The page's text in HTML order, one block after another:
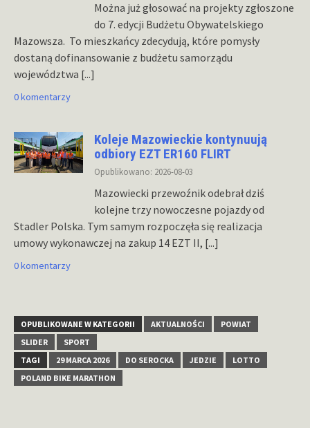
Można już głosować na projekty zgłoszone
do 7. edycji Budżetu Obywatelskiego
Mazowsza. To mieszkańcy zdecydują, które pomysły
dostaną dofinansowanie z budżetu samorządu
województwa [...]
0 komentarzy
Koleje Mazowieckie kontynuują
odbiory EZT ER160 FLIRT
Opublikowano: 2026-08-03
Mazowiecki przewoźnik odebrał dziś
kolejne trzy nowoczesne pojazdy od
Stadler Polska. Tym samym rozpoczęła się realizacja
umowy wykonawczej na zakup 14 EZT II, [...]
0 komentarzy
OPUBLIKOWANE W KATEGORII AKTUALNOŚCI
POWIAT
SLIDER
SPORT
TAGI
29 MARCA 2026 DO SEROCKA JEDZIE
LOTTO
POLAND BIKE MARATHON